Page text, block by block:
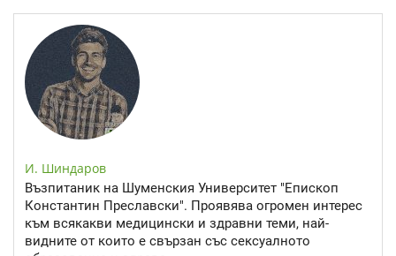
И. Шиндаров
Възпитаник на Шуменския Университет "Епископ
Константин Преславски". Проявява огромен интерес
към всякакви медицински и здравни теми, най-
видните от които е свързан със сексуалното